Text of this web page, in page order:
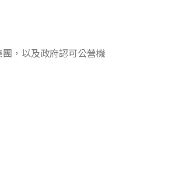
，以及政府認可公營機